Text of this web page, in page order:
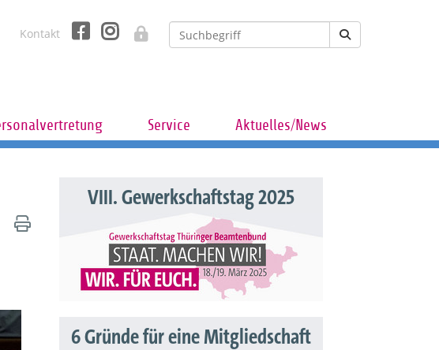
Kontakt
Service Aktuelles/News
VIII. Gewerkschaftstag 2025
6 Gründe für eine Mitgliedschaft